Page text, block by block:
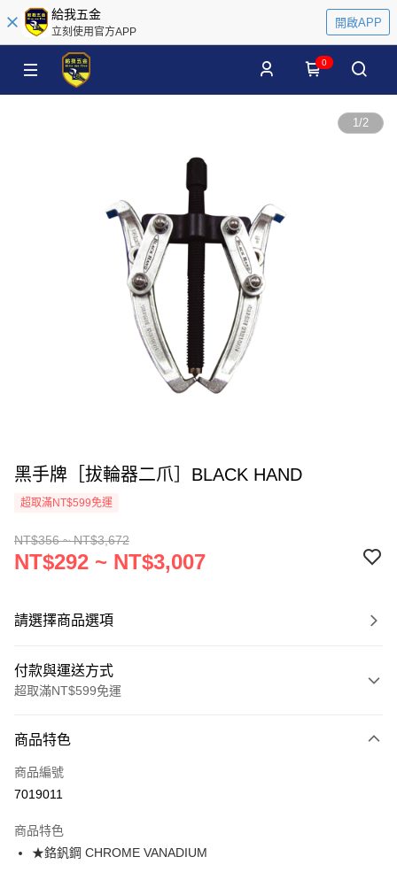
給我五金
立刻使用官方APP
開啟APP
0
1/2
黑手牌［拔輪器二爪］BLACK HAND
超取滿NT$599免運
NT$356 ~ NT$3,672
NT$292 ~ NT$3,007
請選擇商品選項
付款與運送方式
超取滿NT$599免運
信用卡一次付款
超商取貨付款
運送方式
商品特色
商品編號
7019011
商品特色
★鉻釩鋼 CHROME VANADIUM